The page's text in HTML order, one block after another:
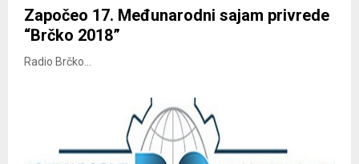
Započeo 17. Međunarodni sajam privrede
“Brčko 2018”
Radio Brčko...